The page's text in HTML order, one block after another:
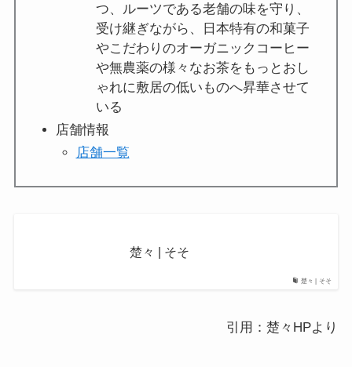
つ、ルーツである老舗の味を守り、
受け継ぎながら、日本特有の和菓子
やこだわりのオーガニックコーヒー
や無農薬の様々なお茶をもっとおし
ゃれに敷居の低いものへ昇華させて
いる
店舗情報
店舗一覧
楚々 | そそ
楚々 | そそ
引用：楚々HPより